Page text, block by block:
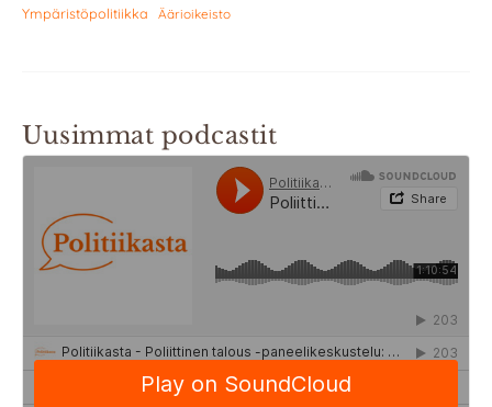
Ympäristöpolitiikka Äärioikeisto
Uusimmat podcastit